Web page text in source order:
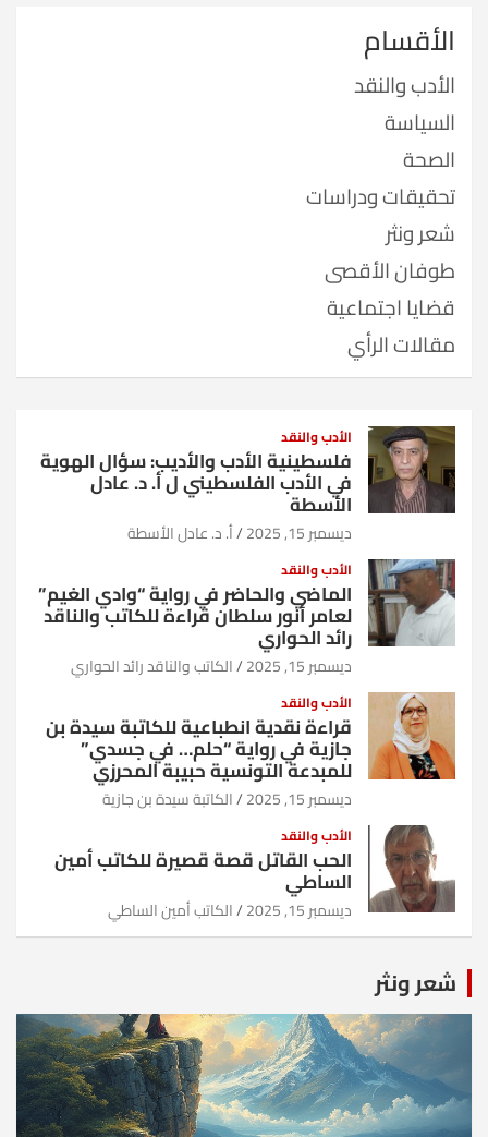
الأقسام
الأدب والنقد
السياسة
الصحة
تحقيقات ودراسات
شعر ونثر
طوفان الأقصى
قضايا اجتماعية
مقالات الرأي
الأدب والنقد
فلسطينية الأدب والأديب: سؤال الهوية
في الأدب الفلسطيني ل أ. د. عادل
الأسطة
ديسمبر 15, 2025 أ. د. عادل الأسطة
الأدب والنقد
الماضي والحاضر في رواية “وادي الغيم”
لعامر أنور سلطان قراءة للكاتب والناقد
رائد الحواري
ديسمبر 15, 2025 الكاتب والناقد رائد الحواري
الأدب والنقد
قراءة نقدية انطباعية للكاتبة سيدة بن
جازية في رواية “حلم… في جسدي”
للمبدعة التونسية حبيبة المحرزي
ديسمبر 15, 2025 الكاتبة سيدة بن جازية
الأدب والنقد
الحب القاتل قصة قصيرة للكاتب أمين
الساطي
ديسمبر 15, 2025 الكاتب أمين الساطي
شعر ونثر